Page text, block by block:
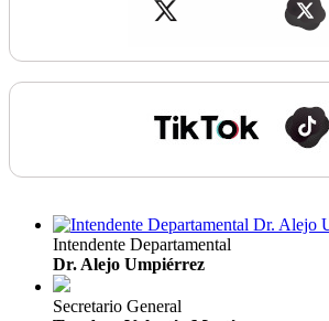
Intendente Departamental
Dr. Alejo Umpiérrez
Secretario General